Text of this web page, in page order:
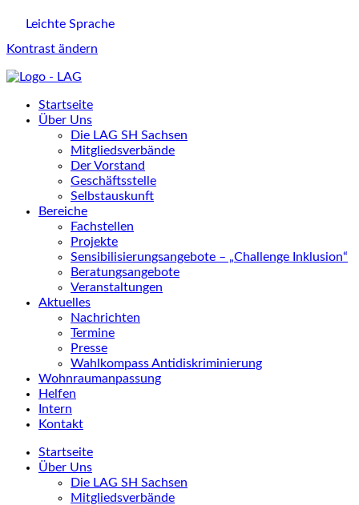
Leichte Sprache
Kontrast ändern
Startseite
Über Uns
Die LAG SH Sachsen
Mitgliedsverbände
Der Vorstand
Geschäftsstelle
Selbstauskunft
Bereiche
Fachstellen
Projekte
Sensibilisierungsangebote – „Challenge Inklusion“
Beratungsangebote
Veranstaltungen
Aktuelles
Nachrichten
Termine
Presse
Wahlkompass Antidiskriminierung
Wohnraumanpassung
Helfen
Intern
Kontakt
Startseite
Über Uns
Die LAG SH Sachsen
Mitgliedsverbände